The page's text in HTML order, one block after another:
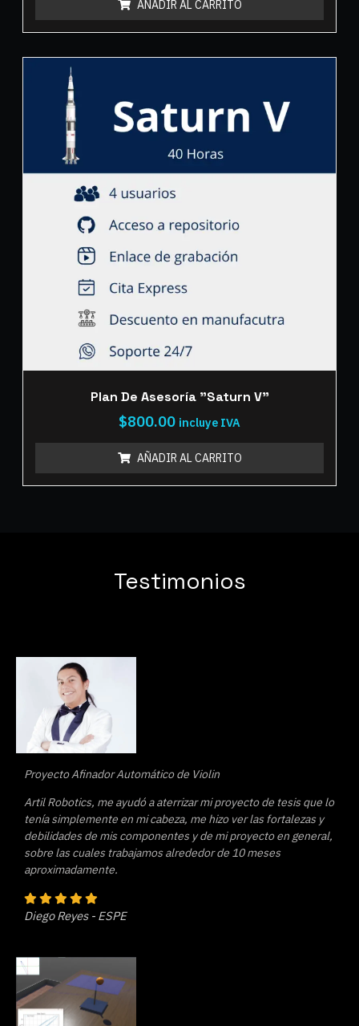
AÑADIR AL CARRITO
Plan De Asesoría "Saturn V"
$800.00 incluye IVA
AÑADIR AL CARRITO
Testimonios
Proyecto Afinador Automático de Violin
Artil Robotics, me ayudó a aterrizar mi proyecto de tesis que lo
tenía simplemente en mi cabeza, me hizo ver las fortalezas y
debilidades de mis componentes y de mi proyecto en general,
sobre las cuales trabajamos alrededor de 10 meses
aproximadamente.
Diego Reyes - ESPE